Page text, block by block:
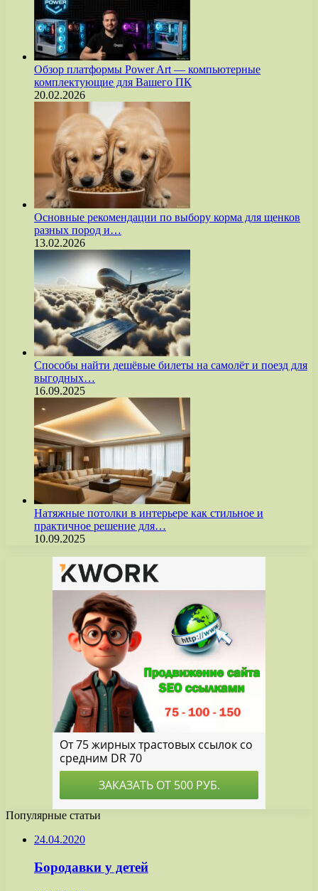
Обзор платформы Power Art — компьютерные
комплектующие для Вашего ПК
20.02.2026
Основные рекомендации по выбору корма для щенков
разных пород и…
13.02.2026
Способы найти дешёвые билеты на самолёт и поезд для
выгодных…
16.09.2025
Натяжные потолки в интерьере как стильное и
практичное решение для…
10.09.2025
Популярные статьи
24.04.2020
Бородавки у детей